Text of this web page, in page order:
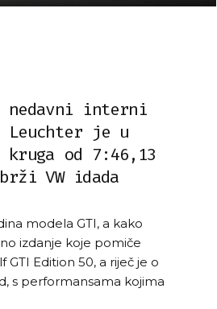
nedavni interni
Leuchter je u
od 7:46,13
VW idada
modela GTI, a kako
izdanje koje pomiče
GTI Edition 50, a riječ je o
s performansama kojima